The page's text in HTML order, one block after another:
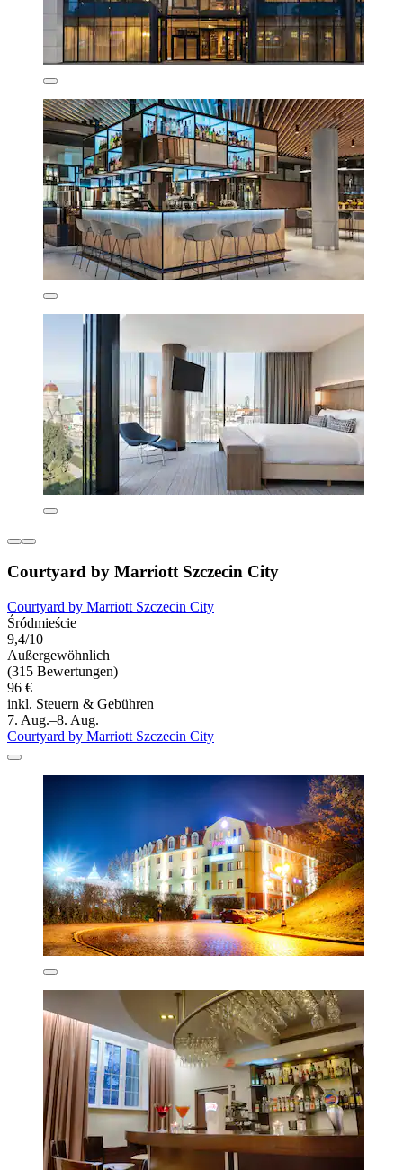
Courtyard by Marriott Szczecin City
Courtyard by Marriott Szczecin City
Śródmieście
9,4/10
Außergewöhnlich
(315 Bewertungen)
96 €
inkl. Steuern & Gebühren
7. Aug.–8. Aug.
Courtyard by Marriott Szczecin City